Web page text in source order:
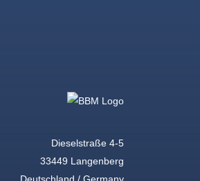
Dieselstraße 4-5
33449 Langenberg
Deutschland / Germany